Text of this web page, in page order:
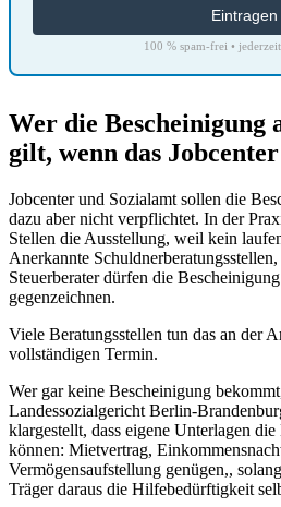
100 % spam-frei •
Wer die Bescheinigung
gilt, wenn das
Jobcenter und Sozialamt sollen die
dazu aber nicht verpflichtet. In der
Stellen die Ausstellung, weil kein
Anerkannte
Steuerberater dürfen die
gegenzeichnen.
Viele Beratungsstellen tun das an der
vollständigen Termin.
Wer gar keine Bescheinigung
Landessozialgericht Berlin-
klargestellt, dass eigene Unterlagen
können: Mietvertrag,
Vermögensaufstellung genügen,,
Träger daraus die Hilfebedürftigkeit